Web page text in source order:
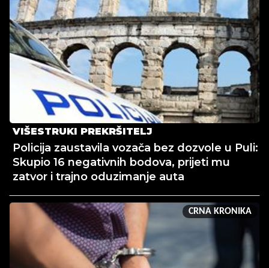
VIŠESTRUKI PREKRŠITELJ
Policija zaustavila vozača bez dozvole u Puli:
Skupio 16 negativnih bodova, prijeti mu
zatvor i trajno oduzimanje auta
CRNA KRONIKA